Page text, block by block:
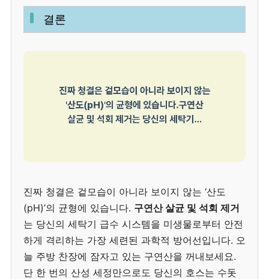
결론
진짜 청결은 겉모습이 아니라 보이지 않는 ‘산도
(pH)’의 균형에 있습니다. 구연산 살균 및 석회 제거
는 당신의 세탁기 급수 시스템을 미생물로부터 안전
하게 격리하는 가장 세련된 과학적 방어선입니다. 오
늘 주방 찬장에 잠자고 있는 구연산을 꺼내보세요.
단 한 번의 산성 세정만으로도 당신의 호스는 수돗